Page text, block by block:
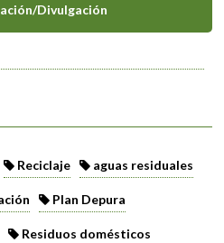
Divulgación
Reciclaje aguas residuales
Plan Depura
Residuos domésticos